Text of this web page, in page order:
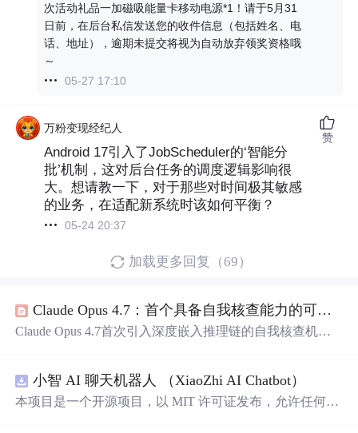
次活动礼品一加磁吸能量卡移动电源*1！请于5月31
日前，在后台私信发送您的收件信息（包括姓名、电
话、地址），逾期未提交将视为自动放弃领奖资格哦
～
05-27 17:10
万粉变现经纪人
Android 17引入了JobScheduler的‘智能分
批’机制，这对后台任务的调度逻辑影响很
大。想请教一下，对于那些对时间极其敏感
的业务，在适配新系统时该如何平衡？
05-24 20:37
赞
加载更多回复（69）
Claude Opus 4.7：首个具备自我核查能力的可信AI协作伙伴
Claude Opus 4.7首次引入深度嵌入推理链的自我核查机
架构，并结合跨会话结构化记忆系统和375万像素级视觉理
解能力，显著提升工作流中的可信度、一致性与精准度。
小智 AI 聊天机器人 （XiaoZhi AI Chatbot）
本项目是一个开源项目，以 MIT 许可证发布，允许任何人